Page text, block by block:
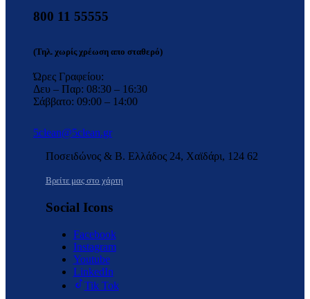
800 11 55555
(Τηλ. χωρίς χρέωση απο σταθερό)
Ώρες Γραφείου:
Δευ – Παρ: 08:30 – 16:30
Σάββατο: 09:00 – 14:00
5clean@5clean.gr
Ποσειδώνος & Β. Ελλάδος 24, Χαϊδάρι, 124 62
Βρείτε μας στο χάρτη
Social Icons
Facebook
Instagram
Youtube
LinkedIn
Tik Tok